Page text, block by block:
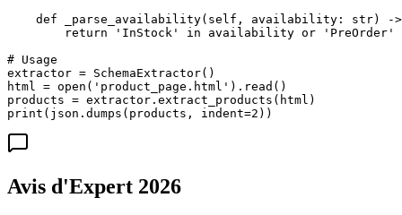
def _parse_availability(self, availability: str) -
return 'InStock' in availability or 'PreOrder'
# Usage
extractor = SchemaExtractor()
html = open('product_page.html').read()
products = extractor.extract_products(html)
print(json.dumps(products, indent=2))
Avis d'Expert 2026